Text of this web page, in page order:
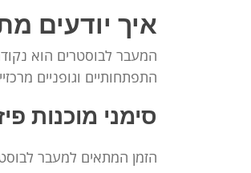
איך יודעים
המעבר לבוסטרים הוא
התפתחותיים וגופניים
סימני מוכנות
הזמן המתאים למעבר